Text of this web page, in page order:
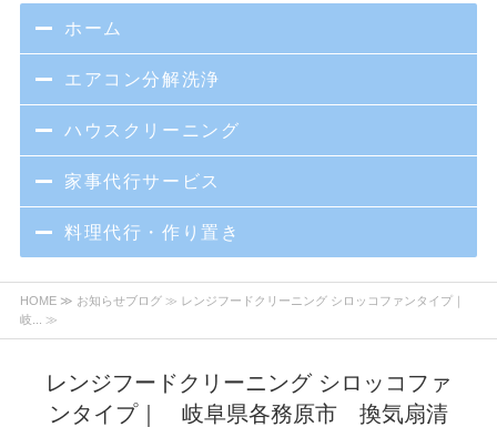
ホーム
エアコン分解洗浄
ハウスクリーニング
家事代行サービス
料理代行・作り置き
HOME≫ お知らせブログ≫ レンジフードクリーニング シロッコファンタイプ｜
岐... ≫
レンジフードクリーニング シロッコファ
ンタイプ｜ 岐阜県各務原市 換気扇清